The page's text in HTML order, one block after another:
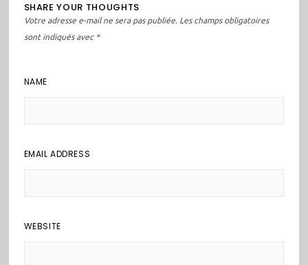
SHARE YOUR THOUGHTS
Votre adresse e-mail ne sera pas publiée. Les champs obligatoires
sont indiqués avec *
NAME
EMAIL ADDRESS
WEBSITE